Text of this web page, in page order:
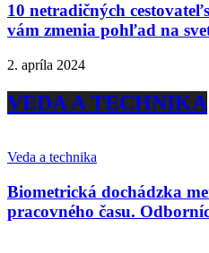
10 netradičných
vám zmenia pohľad na
2. apríla 2024
VEDA A TECHNIKA
Veda a technika
Biometrická dochádzka
pracovného času.